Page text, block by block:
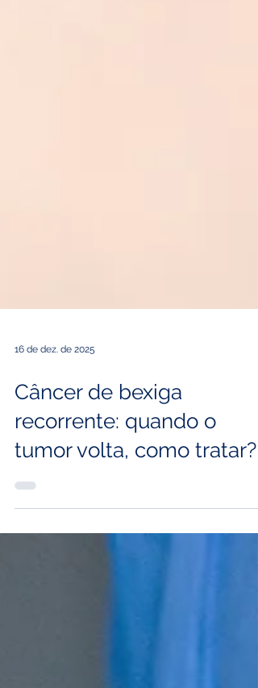
16 de dez. de 2025
Câncer de bexiga
recorrente: quando o
tumor volta, como tratar?